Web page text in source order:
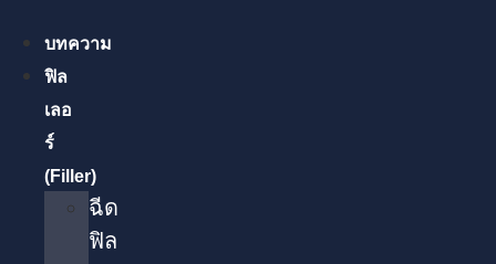
บทความ
ฟิล
เลอ
ร์
(Filler)
ฉีด
ฟิล